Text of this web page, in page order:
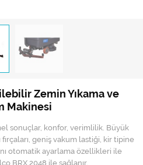
Zemin Yıkama ve
Makinesi
sonuçlar, konfor, verimlilik. Büyük
geniş vakum lastiği, kir tipine
otomatik ayarlama özellikleri ile
BRX 2048 ile sağlanır.